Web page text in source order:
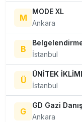
M
MODE XL
Ankara
B
İstanbul
Ü
ÜNİTEK
İstanbul
G
GD Gazi
Ankara